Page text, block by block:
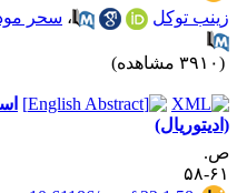
توکل
،سحر مودت
۵۸